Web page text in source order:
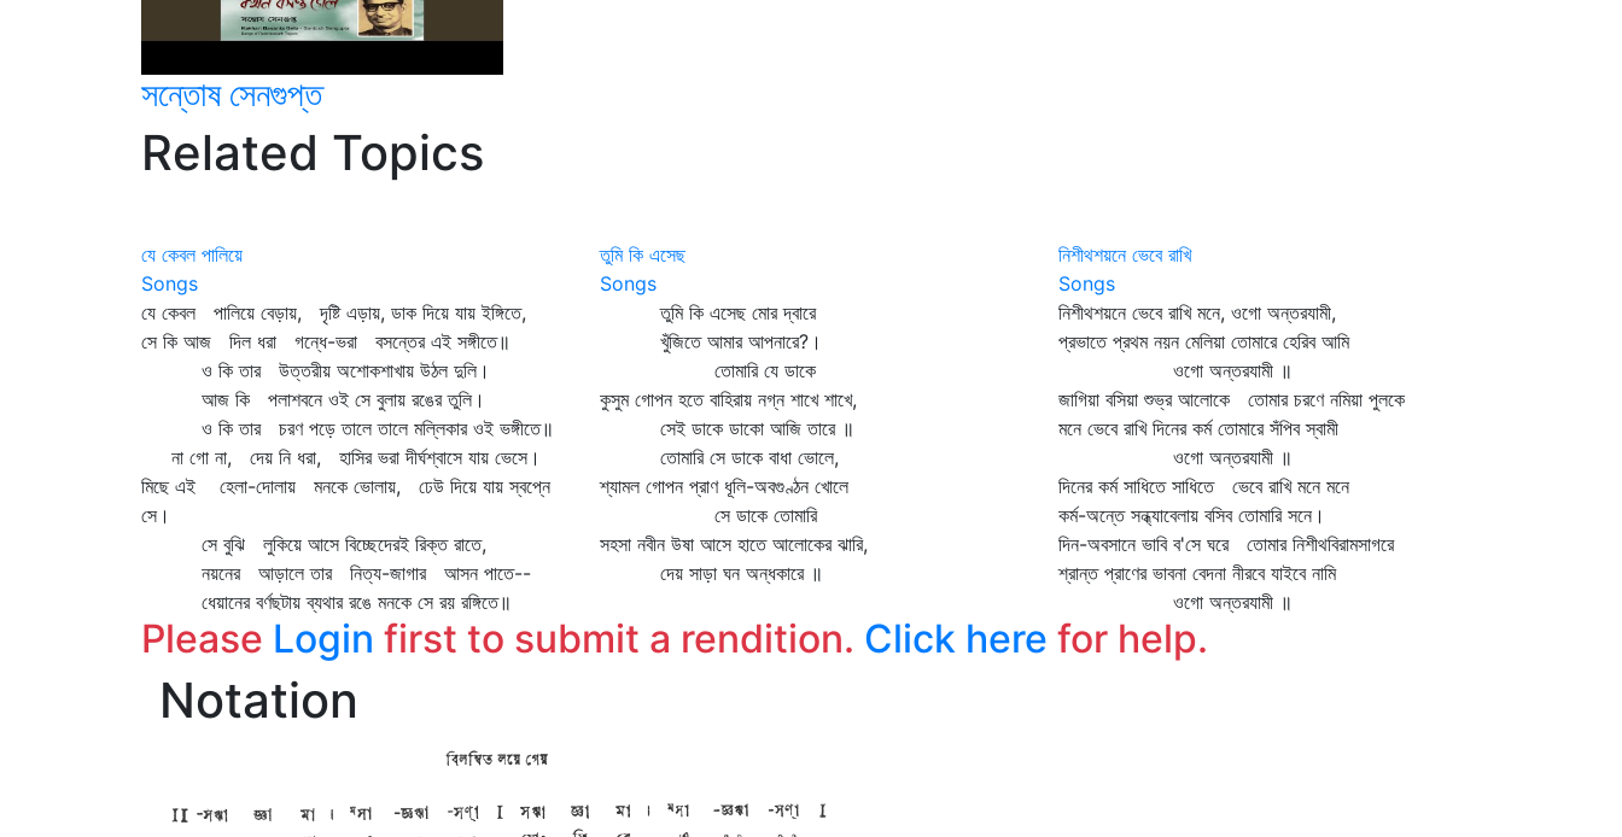
সন্তোষ সেনগুপ্ত
Related Topics
যে কেবল পালিয়ে
Songs
যে কেবল পালিয়ে বেড়ায়, দৃষ্টি এড়ায়, ডাক দিয়ে যায় ইঙ্গিতে,
সে কি আজ দিল ধরা গন্ধে-ভরা বসন্তের এই সঙ্গীতে॥
ও কি তার উত্তরীয় অশোকশাখায় উঠল দুলি।
আজ কি পলাশবনে ওই সে বুলায় রঙের তুলি।
ও কি তার চরণ পড়ে তালে তালে মল্লিকার ওই ভঙ্গীতে॥
না গো না, দেয় নি ধরা, হাসির ভরা দীর্ঘশ্বাসে যায় ভেসে।
মিছে এই হেলা-দোলায় মনকে ভোলায়, ঢেউ দিয়ে যায় স্বপ্নে
সে।
সে বুঝি লুকিয়ে আসে বিচ্ছেদেরই রিক্ত রাতে,
নয়নের আড়ালে তার নিত্য-জাগার আসন পাতে--
ধেয়ানের বর্ণছটায় ব্যথার রঙে মনকে সে রয় রঙ্গিতে॥
তুমি কি এসেছ
Songs
তুমি কি এসেছ মোর দ্বারে
খুঁজিতে আমার আপনারে?।
তোমারি যে ডাকে
কুসুম গোপন হতে বাহিরায় নগ্ন শাখে শাখে,
সেই ডাকে ডাকো আজি তারে ॥
তোমারি সে ডাকে বাধা ভোলে,
শ্যামল গোপন প্রাণ ধূলি-অবগুণ্ঠন খোলে
সে ডাকে তোমারি
সহসা নবীন উষা আসে হাতে আলোকের ঝারি,
দেয় সাড়া ঘন অন্ধকারে ॥
নিশীথশয়নে ভেবে রাখি
Songs
নিশীথশয়নে ভেবে রাখি মনে, ওগো অন্তরযামী,
প্রভাতে প্রথম নয়ন মেলিয়া তোমারে হেরিব আমি
ওগো অন্তরযামী ॥
জাগিয়া বসিয়া শুভ্র আলোকে তোমার চরণে নমিয়া পুলকে
মনে ভেবে রাখি দিনের কর্ম তোমারে সঁপিব স্বামী
ওগো অন্তরযামী ॥
দিনের কর্ম সাধিতে সাধিতে ভেবে রাখি মনে মনে
কর্ম-অন্তে সন্ধ্যাবেলায় বসিব তোমারি সনে।
দিন-অবসানে ভাবি ব'সে ঘরে তোমার নিশীথবিরামসাগরে
শ্রান্ত প্রাণের ভাবনা বেদনা নীরবে যাইবে নামি
ওগো অন্তরযামী ॥
Please Login first to submit a rendition. Click here for help.
Notation